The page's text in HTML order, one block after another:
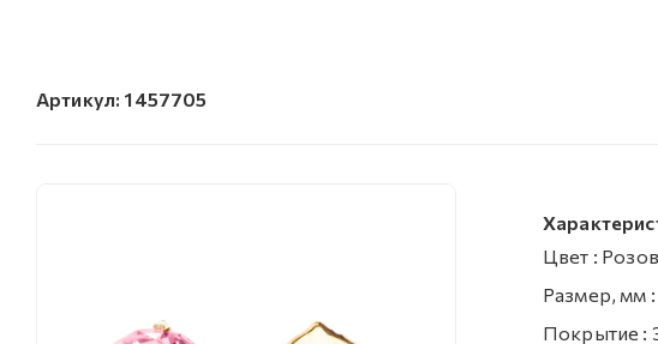
Артикул: 1457705
Цвет :
Размер, мм :
Покрытие :